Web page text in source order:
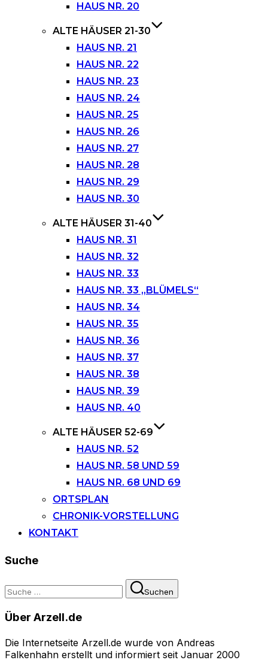
HAUS NR. 20
ALTE HÄUSER 21-30
HAUS NR. 21
HAUS NR. 22
HAUS NR. 23
HAUS NR. 24
HAUS NR. 25
HAUS NR. 26
HAUS NR. 27
HAUS NR. 28
HAUS NR. 29
HAUS NR. 30
ALTE HÄUSER 31-40
HAUS NR. 31
HAUS NR. 32
HAUS NR. 33
HAUS NR. 33 „BLÜMELS“
HAUS NR. 34
HAUS NR. 35
HAUS NR. 36
HAUS NR. 37
HAUS NR. 38
HAUS NR. 39
HAUS NR. 40
ALTE HÄUSER 52-69
HAUS NR. 52
HAUS NR. 58 UND 59
HAUS NR. 68 UND 69
ORTSPLAN
CHRONIK-VORSTELLUNG
KONTAKT
Suche
Suchen
nach:
Suchen
Über Arzell.de
Die Internetseite Arzell.de wurde von Andreas
Falkenhahn erstellt und informiert seit Januar 2000